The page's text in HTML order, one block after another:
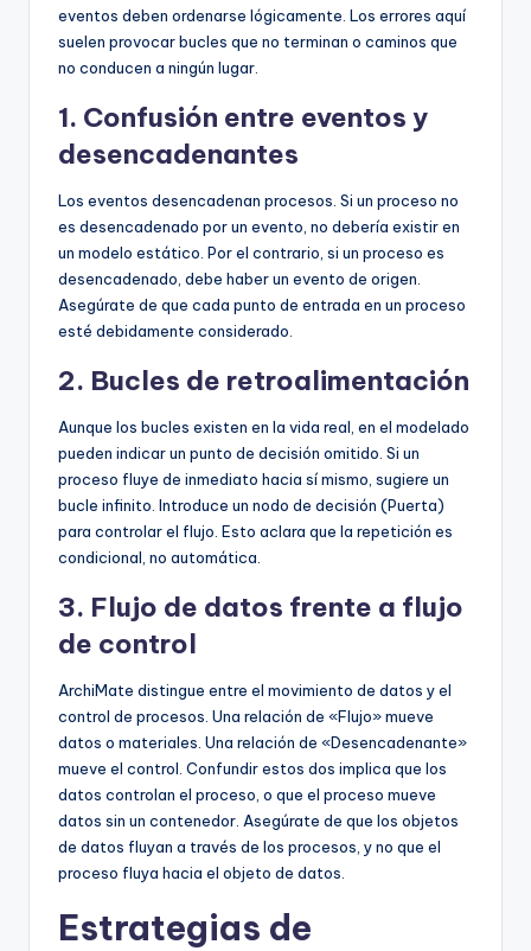
eventos deben ordenarse lógicamente. Los errores aquí
suelen provocar bucles que no terminan o caminos que
no conducen a ningún lugar.
1. Confusión entre eventos y
desencadenantes
Los eventos desencadenan procesos. Si un proceso no
es desencadenado por un evento, no debería existir en
un modelo estático. Por el contrario, si un proceso es
desencadenado, debe haber un evento de origen.
Asegúrate de que cada punto de entrada en un proceso
esté debidamente considerado.
2. Bucles de retroalimentación
Aunque los bucles existen en la vida real, en el modelado
pueden indicar un punto de decisión omitido. Si un
proceso fluye de inmediato hacia sí mismo, sugiere un
bucle infinito. Introduce un nodo de decisión (Puerta)
para controlar el flujo. Esto aclara que la repetición es
condicional, no automática.
3. Flujo de datos frente a flujo
de control
ArchiMate distingue entre el movimiento de datos y el
control de procesos. Una relación de «Flujo» mueve
datos o materiales. Una relación de «Desencadenante»
mueve el control. Confundir estos dos implica que los
datos controlan el proceso, o que el proceso mueve
datos sin un contenedor. Asegúrate de que los objetos
de datos fluyan a través de los procesos, y no que el
proceso fluya hacia el objeto de datos.
Estrategias de